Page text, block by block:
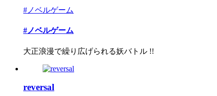
#ノベルゲーム
#ノベルゲーム
大正浪漫で繰り広げられる妖バトル !!
reversal